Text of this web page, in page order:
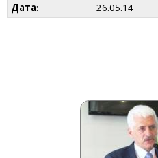
Дата: 26.05.14